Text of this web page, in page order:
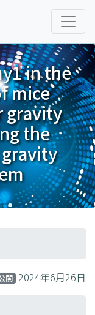
in the
mice
gravity
the
開 2024年6月26日